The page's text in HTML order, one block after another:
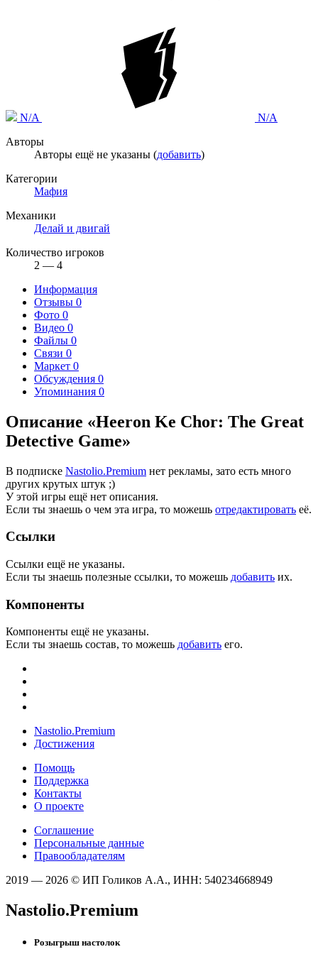
N/A
N/A
Авторы
Авторы ещё не указаны (добавить)
Категории
Мафия
Механики
Делай и двигай
Количество игроков
2 — 4
Информация
Отзывы 0
Фото 0
Видео 0
Файлы 0
Связи 0
Маркет 0
Обсуждения 0
Упоминания 0
Описание «Heeron Ke Chor: The Great
Detective Game»
В подписке Nastolio.Premium нет рекламы, зато есть много
других крутых штук ;)
У этой игры ещё нет описания.
Если ты знаешь о чем эта игра, то можешь отредактировать её.
Ссылки
Ссылки ещё не указаны.
Если ты знаешь полезные ссылки, то можешь добавить их.
Компоненты
Компоненты ещё не указаны.
Если ты знаешь состав, то можешь добавить его.
Nastolio.Premium
Достижения
Помощь
Поддержка
Контакты
О проекте
Соглашение
Персональные данные
Правообладателям
2019 — 2026 © ИП Голиков А.А., ИНН: 540234668949
Nastolio.Premium
Розыгрыш настолок